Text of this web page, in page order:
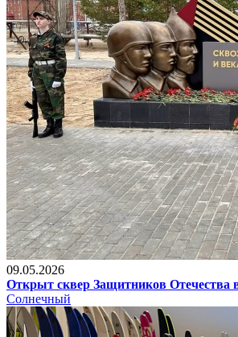
09.05.2026
Открыт сквер Защитников Отечества
Солнечный